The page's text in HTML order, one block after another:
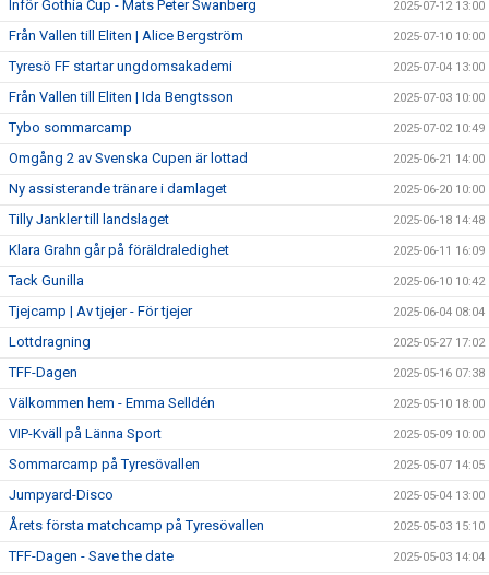
Inför Gothia Cup - Mats Peter Swanberg 2025-07-12 13:00
Från Vallen till Eliten | Alice Bergström 2025-07-10 10:00
Tyresö FF startar ungdomsakademi 2025-07-04 13:00
Från Vallen till Eliten | Ida Bengtsson 2025-07-03 10:00
Tybo sommarcamp 2025-07-02 10:49
Omgång 2 av Svenska Cupen är lottad 2025-06-21 14:00
Ny assisterande tränare i damlaget 2025-06-20 10:00
Tilly Jankler till landslaget 2025-06-18 14:48
Klara Grahn går på föräldraledighet 2025-06-11 16:09
Tack Gunilla 2025-06-10 10:42
Tjejcamp | Av tjejer - För tjejer 2025-06-04 08:04
Lottdragning 2025-05-27 17:02
TFF-Dagen 2025-05-16 07:38
Välkommen hem - Emma Selldén 2025-05-10 18:00
VIP-Kväll på Länna Sport 2025-05-09 10:00
Sommarcamp på Tyresövallen 2025-05-07 14:05
Jumpyard-Disco 2025-05-04 13:00
Årets första matchcamp på Tyresövallen 2025-05-03 15:10
TFF-Dagen - Save the date 2025-05-03 14:04